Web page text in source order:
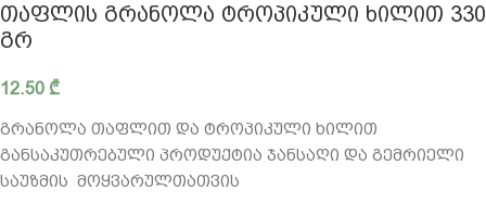
ᲗᲐᲤᲚᲘᲡ ᲒᲠᲐᲜᲝᲚᲐ ᲢᲠᲝᲞᲘᲙᲣᲚᲘ ᲮᲘᲚᲘᲗ 330
ᲒᲠ
12.50 ₾
გრანოლა თაფლით და ტროპიკული ხილით
განსაკუთრებული პროდუქტია ჯანსაღი და გემრიელი
საუზმის მოყვარულთათვის